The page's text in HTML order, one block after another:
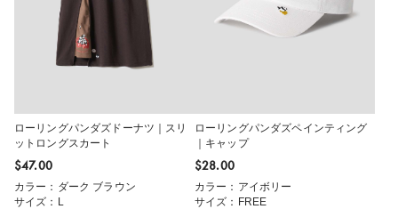
ローリングパンダズドーナツ｜スリ
ットロングスカート
$‌47.00
カラー：ダーク ブラウン
サイズ：L
ローリングパンダズペインティング
｜キャップ
$‌28.00
カラー：アイボリー
サイズ：FREE